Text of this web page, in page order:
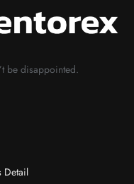
be disappointed.
Detail